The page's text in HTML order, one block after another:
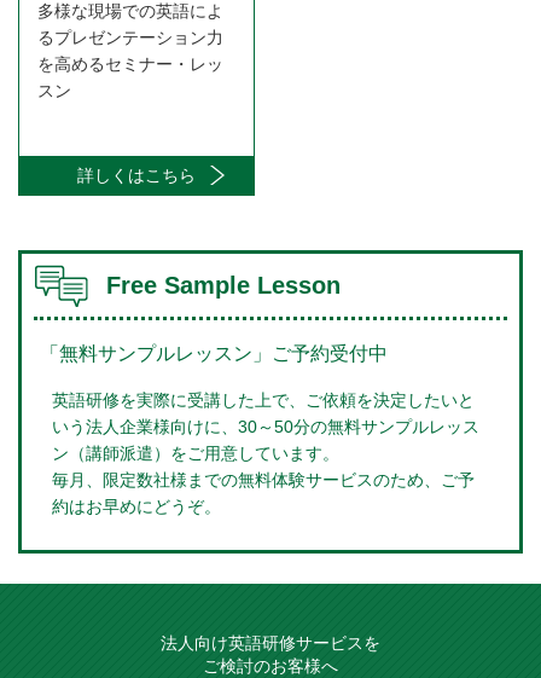
多様な現場での英語によ
るプレゼンテーション力
を高めるセミナー・レッ
スン
詳しくはこちら
Free Sample Lesson
「無料サンプルレッスン」ご予約受付中
英語研修を実際に受講した上で、ご依頼を決定したいと
いう法人企業様向けに、30～50分の無料サンプルレッス
ン（講師派遣）をご用意しています。
毎月、限定数社様までの無料体験サービスのため、ご予
約はお早めにどうぞ。
法人向け英語研修サービスを
ご検討のお客様へ